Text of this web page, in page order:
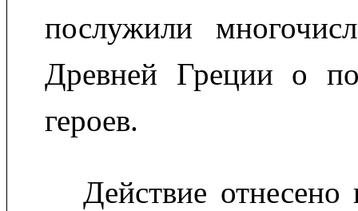
послужили
Древней Греции о
героев.
Действие отнесено